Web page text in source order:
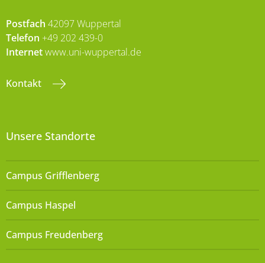
Postfach 42097 Wuppertal
Telefon +49 202 439-0
Internetwww.uni-wuppertal.de
Kontakt
Unsere Standorte
Campus Grifflenberg
Campus Haspel
Campus Freudenberg